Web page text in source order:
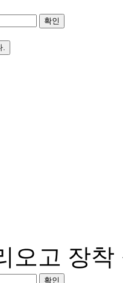
확인
.
오고 장
확인